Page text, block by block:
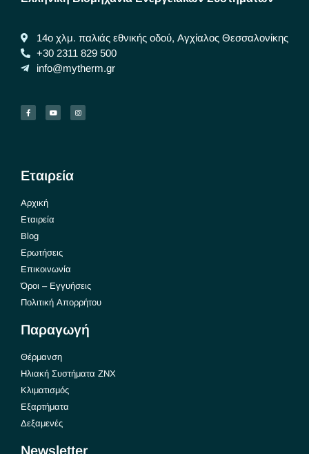
14ο χλμ. παλιάς εθνικής οδού, Αγχίαλος Θεσσαλονίκης
+30 2311 829 500
info@mytherm.gr
Εταιρεία
Αρχική
Εταιρεία
Blog
Ερωτήσεις
Επικοινωνία
Όροι – Εγγυήσεις
Πολιτική Απορρήτου
Παραγωγή
Θέρμανση
Ηλιακή Συστήματα ΖΝΧ
Κλιματισμός
Εξαρτήματα
Δεξαμενές
Newsletter